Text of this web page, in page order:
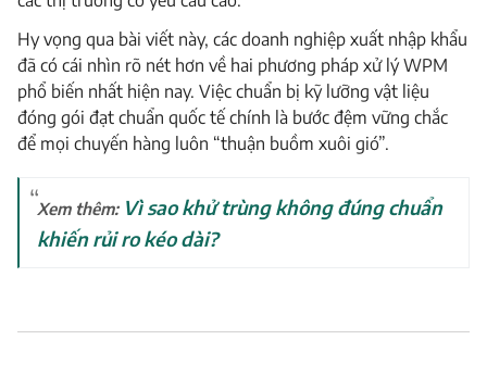
Hy vọng qua bài viết này, các doanh nghiệp xuất nhập khẩu
đã có cái nhìn rõ nét hơn về hai phương pháp xử lý WPM
phổ biến nhất hiện nay. Việc chuẩn bị kỹ lưỡng vật liệu
đóng gói đạt chuẩn quốc tế chính là bước đệm vững chắc
để mọi chuyến hàng luôn “thuận buồm xuôi gió”.
Xem thêm: Vì sao khử trùng không đúng chuẩn
khiến rủi ro kéo dài?